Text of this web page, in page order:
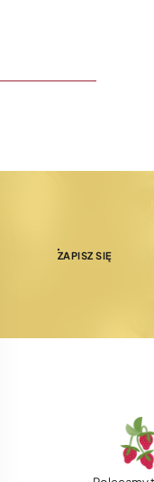
ZAPISZ SIĘ